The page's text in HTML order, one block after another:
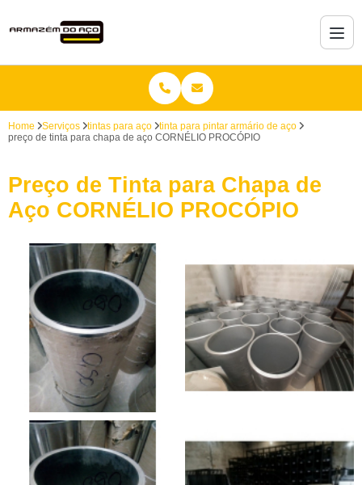
Home Serviços tintas para aço
tinta para pintar armário de aço
preço de tinta para chapa de aço CORNÉLIO PROCÓPIO
Preço de Tinta para Chapa de
Aço CORNÉLIO PROCÓPIO